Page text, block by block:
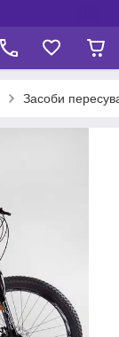
Засоби